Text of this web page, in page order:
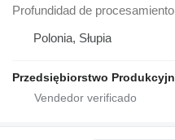
Profundidad de procesamiento
Polonia, Słupia